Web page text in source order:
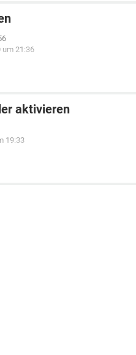
um 21:36
aktivieren
19:33